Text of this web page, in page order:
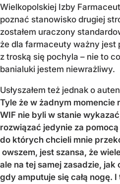
Wielkopolskiej Izby
poznać stanowisko drugiej
zostałem uraczony
że dla farmaceuty ważny jest
z troską się pochyla – nie to
banialuki jestem niewrażliwy.
Usłyszałem też jednak o
Tyle że w żadnym
WIF nie byli w stanie
rozwiązać jedynie za
do których chcieli mnie
owszem, jest szansa, że
ale na tej samej zasadzie,
gdy amputuje się całą nogę.